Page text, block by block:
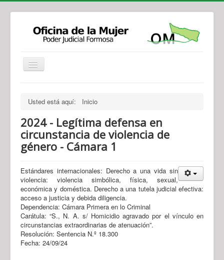
Legislación
Novedades
Recursos y Servicios de Atención
Contacto
Usted está aquí: Inicio
2024 - Legítima defensa en
circunstancia de violencia de
género - Cámara 1
Estándares internacionales: Derecho a una vida sin
violencia: violencia simbólica, física, sexual,
económica y doméstica. Derecho a una tutela judicial efectiva:
acceso a justicia y debida diligencia.
Dependencia: Cámara Primera en lo Criminal
Carátula: “S., N. A. s/ Homicidio agravado por el vínculo en
circunstancias extraordinarias de atenuación”.
Resolución: Sentencia N.º 18.300
Fecha: 24/09/24